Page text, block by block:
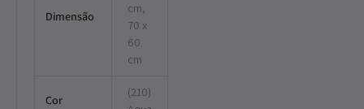
Dimensão
cm,
70 x
60
cm
Cor
(210)